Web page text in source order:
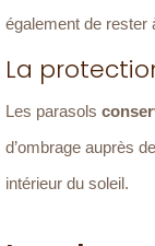
également de rester
La
Les parasols
d’ombrage auprès
intérieur du soleil.